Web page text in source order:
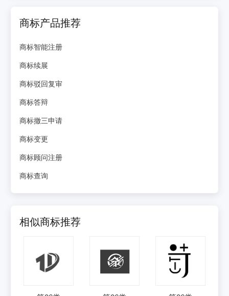
商标产品推荐
商标智能注册
商标续展
商标驳回复审
商标答辩
商标撤三申请
商标变更
商标顾问注册
商标查询
相似商标推荐